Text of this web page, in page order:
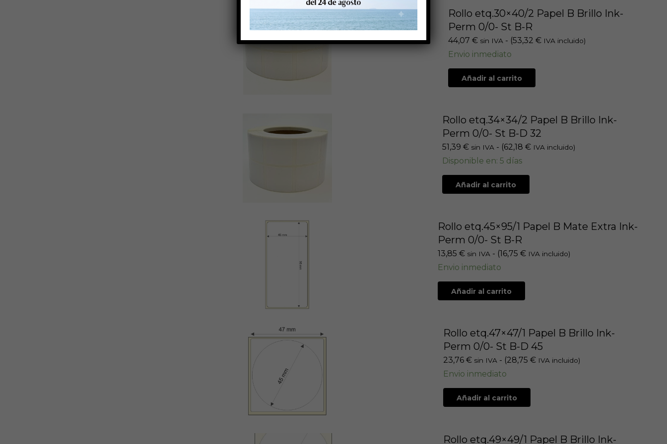
Rollo etq.30×40/2 Papel B Brillo Ink-
Perm 0/0- St B-R
44,07€ sin IVA - (53,32€ IVA incluido)
Envio inmediato
Añadir al carrito
Rollo etq.34×34/2 Papel B Brillo Ink-
Perm 0/0- St B-D 32
51,39 € sin IVA- (62,18 € IVA incluido)
Disponible en: 5 días
Añadir al carrito
Rollo etq.45×95/1 Papel B Mate Extra Ink-
Perm 0/0- St B-R
13,85 € sin IVA- (16,75 € IVA incluido)
Envio inmediato
Añadir al carrito
Rollo etq.47×47/1 Papel B Brillo Ink-
Perm 0/0- St B-D 45
23,76 € sin IVA- (28,75 € IVA incluido)
Envio inmediato
Añadir al carrito
Rollo etq.49×49/1 Papel B Brillo Ink-